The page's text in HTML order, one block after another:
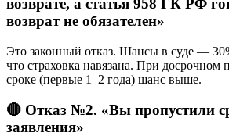
возврате, а статья 958 ГК РФ
возврат не обязателен»
Это законный отказ. Шансы в суде —
что страховка навязана. При
сроке (первые 1–2 года) шанс выше.
🔴 Отказ №2. «Вы пропустили
заявления»